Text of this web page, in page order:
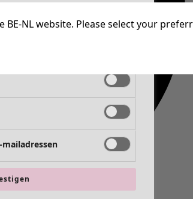
NL website. Please select your
Altijd actief